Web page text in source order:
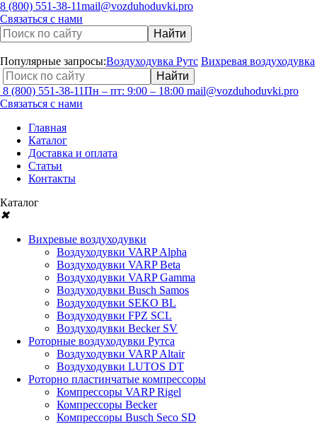
8 (800) 551-38-11mail@vozduhoduvki.pro
Связаться с нами
Популярные запросы:Воздуходувка Рутс Вихревая воздуходувка
8 (800) 551-38-11Пн – пт: 9:00 – 18:00 mail@vozduhoduvki.pro
Связаться с нами
Главная
Каталог
Доставка и оплата
Статьи
Контакты
Каталог
✖
Вихревые воздуходувки
Воздуходувки VARP Alpha
Воздуходувки VARP Beta
Воздуходувки VARP Gamma
Воздуходувки Busch Samos
Воздуходувки SEKO BL
Воздуходувки FPZ SCL
Воздуходувки Becker SV
Роторные воздуходувки Рутса
Воздуходувки VARP Altair
Воздуходувки LUTOS DT
Роторно пластинчатые компрессоры
Компрессоры VARP Rigel
Компрессоры Becker
Компрессоры Busch Seco SD